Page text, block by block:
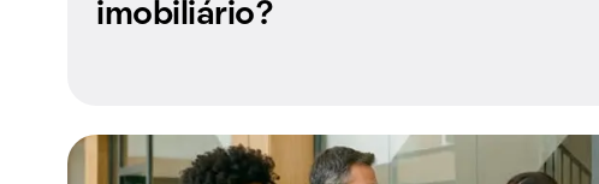
imobiliário?